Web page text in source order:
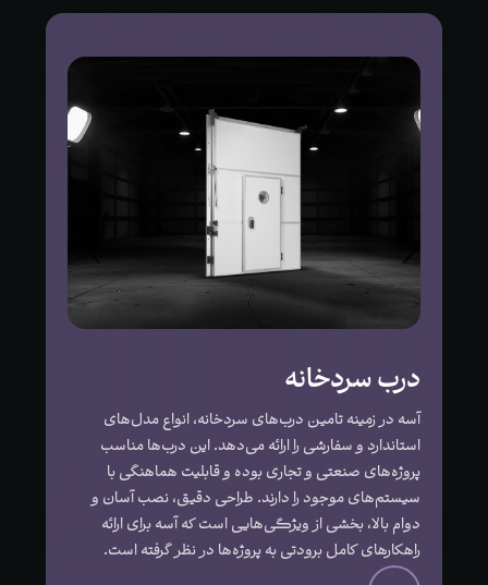
درب سردخانه
آسه در زمینه تامین درب‌های سردخانه، انواع مدل‌های
استاندارد و سفارشی را ارائه می‌دهد. این درب‌ها مناسب
پروژه‌های صنعتی و تجاری بوده و قابلیت هماهنگی با
سیستم‌های موجود را دارند. طراحی دقیق، نصب آسان و
دوام بالا، بخشی از ویژگی‌هایی است که آسه برای ارائه
راهکارهای کامل برودتی به پروژه‌ها در نظر گرفته است.